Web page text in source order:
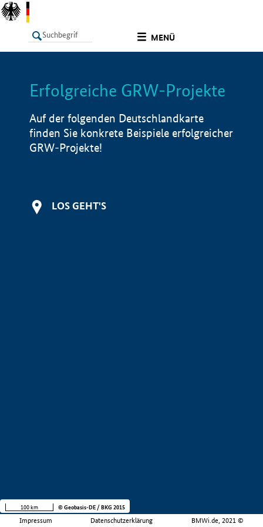
MENÜ
LISTE Info
Erfolgreiche GRW-Projekte
Auf der folgenden Deutschlandkarte
finden Sie konkrete Beispiele erfolgreicher
GRW-Projekte!
LOS GEHT'S
Impressum Datenschutzerklärung BMWi.de, 2021 ©
100 km © Geobasis-DE / BKG 2015